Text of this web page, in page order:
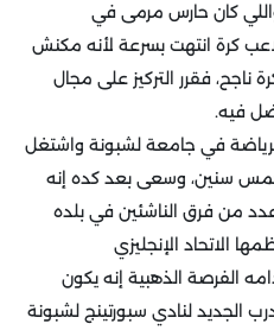
كان حارس مرمى في
كرة انتهت بسرعة لأنه مكنش
ناجح، فقرر التركيز على مجال
فيه.
في جامعة لشبونة واشتغل
سنين، وسعى بعد كده إنه
من فرق الناشئين في بلده
الاتحاد الإنجليزي
الفرصة الذهبية إنه يكون
الجديد لنادي سبورتينج لشبونة